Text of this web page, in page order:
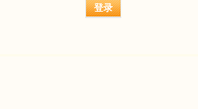
登录